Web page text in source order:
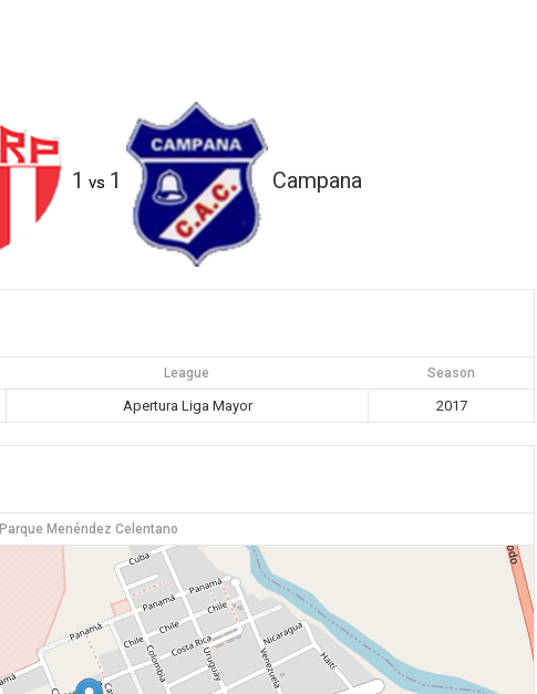
1 vs 1 Campana
League Season
Apertura Liga Mayor 2017
Parque Menéndez Celentano